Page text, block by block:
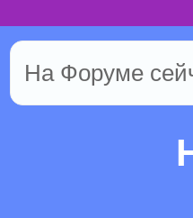
На Форуме